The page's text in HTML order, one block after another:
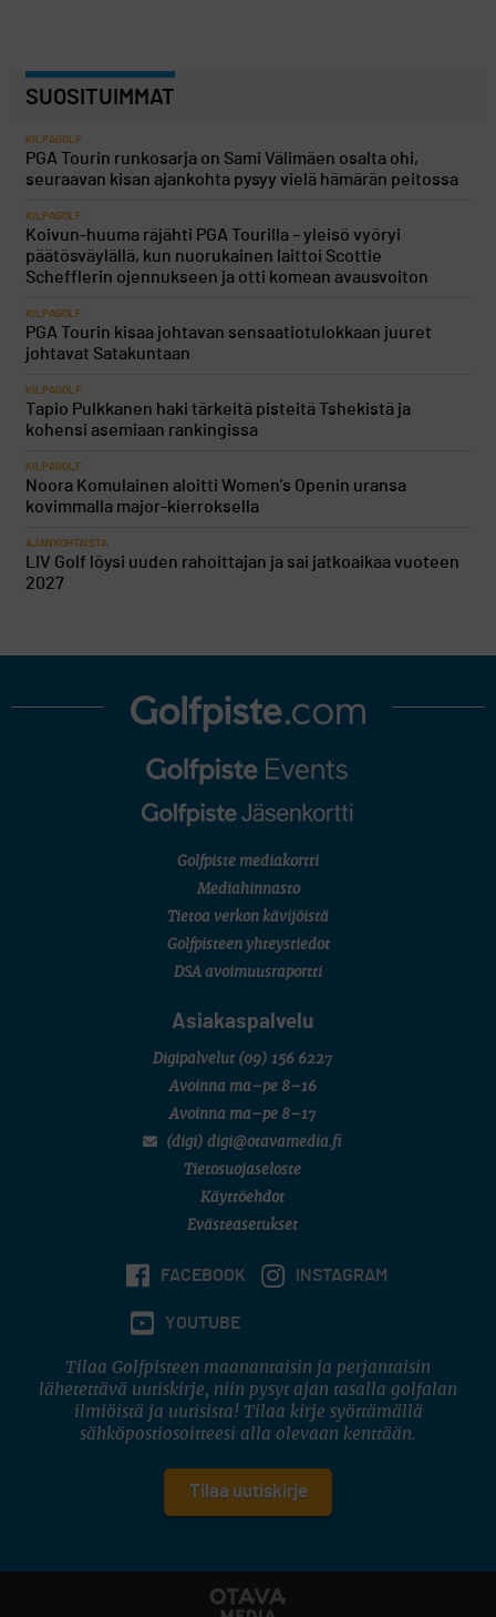
SUOSITUIMMAT
KILPAGOLF
PGA Tourin runkosarja on Sami Välimäen osalta ohi,
seuraavan kisan ajankohta pysyy vielä hämärän peitossa
KILPAGOLF
Koivun-huuma räjähti PGA Tourilla – yleisö vyöryi
päätösväylällä, kun nuorukainen laittoi Scottie
Schefflerin ojennukseen ja otti komean avausvoiton
KILPAGOLF
PGA Tourin kisaa johtavan sensaatiotulokkaan juuret
johtavat Satakuntaan
KILPAGOLF
Tapio Pulkkanen haki tärkeitä pisteitä Tshekistä ja
kohensi asemiaan rankingissa
KILPAGOLF
Noora Komulainen aloitti Women’s Openin uransa
kovimmalla major-kierroksella
AJANKOHTAISTA
LIV Golf löysi uuden rahoittajan ja sai jatkoaikaa vuoteen
2027
Golfpiste mediakortti
Mediahinnasto
Tietoa verkon kävijöistä
Golfpisteen yhteystiedot
DSA avoimuusraportti
Asiakaspalvelu
Digipalvelut (09) 156 6227
Avoinna ma–pe 8–16
Avoinna ma–pe 8–17
(digi) digi@otavamedia.fi
Tietosuojaseloste
Käyttöehdot
Evästeasetukset
FACEBOOK INSTAGRAM
YOUTUBE
Tilaa Golfpisteen maanantaisin ja perjantaisin
lähetettävä uutiskirje, niin pysyt ajan tasalla golfalan
ilmiöistä ja uutisista! Tilaa kirje syöttämällä
sähköpostiosoitteesi alla olevaan kenttään.
Tilaa uutiskirje